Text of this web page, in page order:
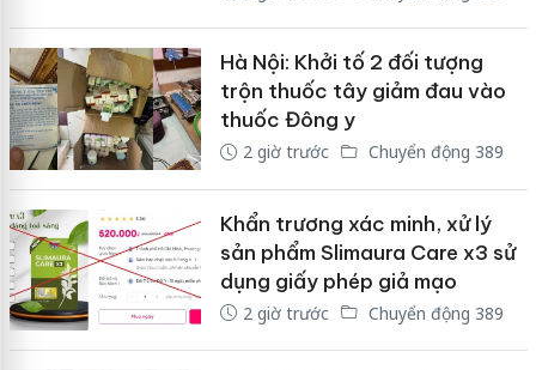
Hà Nội: Khởi tố 2 đối tượng
trộn thuốc tây giảm đau vào
thuốc Đông y
2 giờ trước Chuyển động 389
Khẩn trương xác minh, xử lý
sản phẩm Slimaura Care x3 sử
dụng giấy phép giả mạo
2 giờ trước Chuyển động 389